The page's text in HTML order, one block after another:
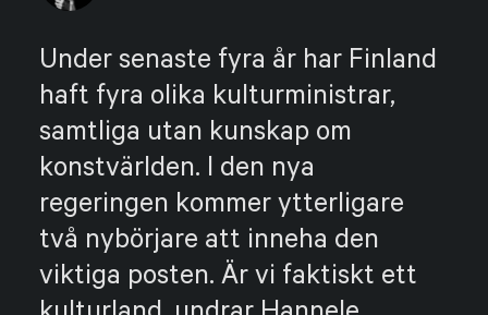
Under senaste fyra år har Finland
haft fyra olika kulturministrar,
samtliga utan kunskap om
konstvärlden. I den nya
regeringen kommer ytterligare
två nybörjare att inneha den
viktiga posten. Är vi faktiskt ett